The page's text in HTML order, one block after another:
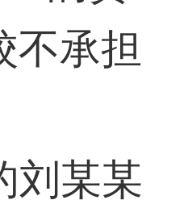
不承担
某某